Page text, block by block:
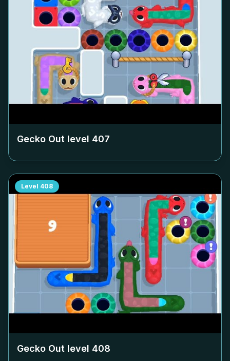
Gecko Out level 407
Level 408
Gecko Out level 408